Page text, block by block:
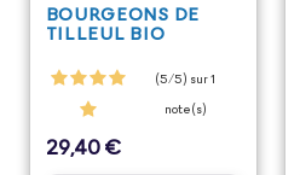
BOURGEONS DE
TILLEUL BIO
(5/5) sur 1
note(s)
Prix
29,40 €